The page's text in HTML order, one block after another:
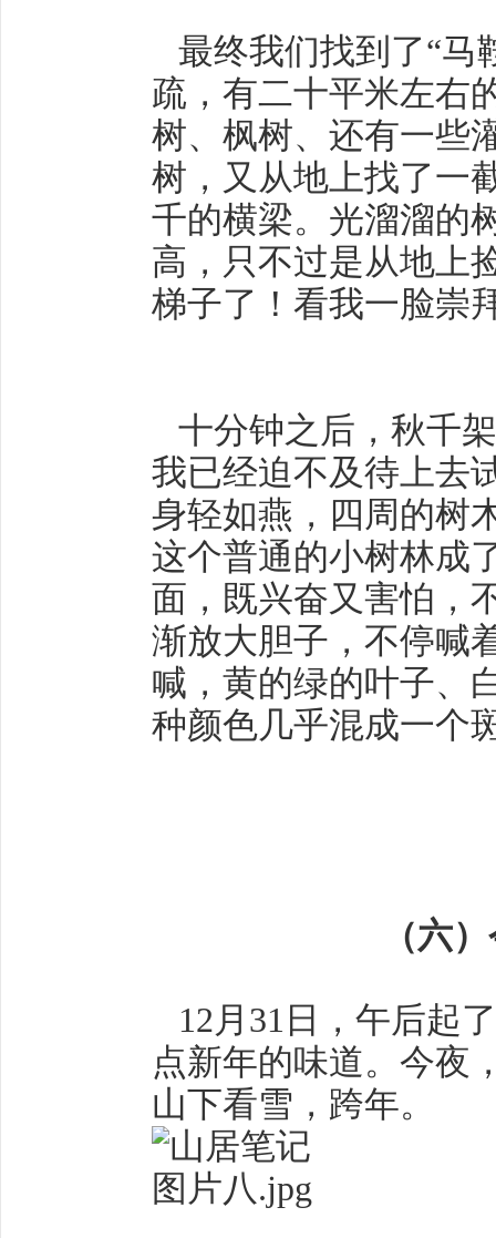
最终我们找到了“马
疏，有二十平米左右
树、枫树、还有一些
树，又从地上找了一
千的横梁。光溜溜的
高，只不过是从地上
梯子了！看我一脸
十分钟之后，秋千
我已经迫不及待上去
身轻如燕，四周的
这个普通的小树林成
面，既兴奋又害怕，
渐放大胆子，不停喊
喊，黄的绿的叶子、
种颜色几乎混成一个
（六）今夜，
12月31日，午后起
点新年的味道。今夜
山下看雪，跨年。